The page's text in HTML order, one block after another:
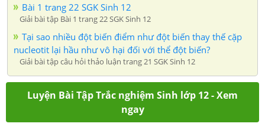
Bài 1 trang 22 SGK Sinh 12
Giải bài tập Bài 1 trang 22 SGK Sinh 12
Tại sao nhiều đột biến điểm như đột biến thay thế cặp
nucleotit lại hầu như vô hại đối với thể đột biến?
Giải bài tập câu hỏi thảo luận trang 21 SGK Sinh 12
Luyện Bài Tập Trắc nghiệm Sinh lớp 12 - Xem
ngay